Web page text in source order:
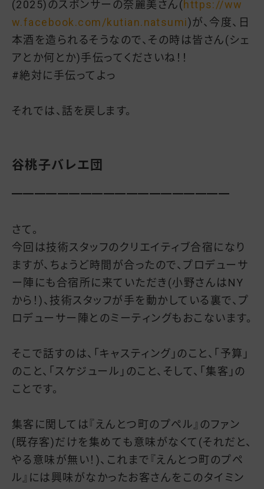
(2025)のスポンサーの奈麗美さん(https://ww
w.facebook.com/kutian.natsumi)が、今度、日
本酒を造られるそうなので、その時は皆さん(シェ
アとか何とか)手伝ってくださいね！！
#絶対に手伝ってよっ
それでは、話を戻します。
谷桃子バレエ団
━━━━━━━━━━━━━━━━━━━
さて。
今回は技術スタッフのクリエイティブ合宿になり
ますが、ちょうど時間が合ったので、プロデューサ
ー陣にも合宿所に来ていただき(小野さんはNY
から！)、技術スタッフが手を動かしている裏で、プ
ロデューサー陣とのミーティングもおこないます。
そこで話すのは、「キャスティング」のこと、「予算」
のこと、「スケジュール」のこと、そして、「集客」の
ことです。
集客に関しては『えんとつ町のプペル』のファン
(既存客)だけを集めても意味がなくて(それだと、
やる意味が無い！)、これまで『えんとつ町のプペ
ル』には興味がなかったお客さんをこのタイミン